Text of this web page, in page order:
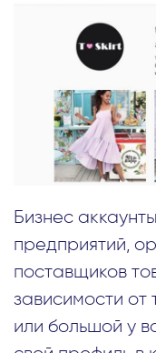
Бизнес
предприятий,
поставщиков
зависимости от
или большой у